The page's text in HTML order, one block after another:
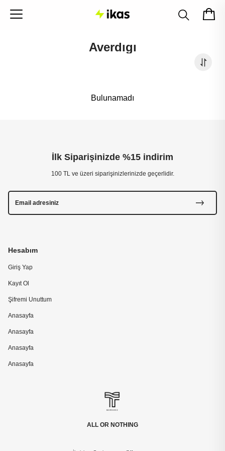
Averdıgı
Bulunamadı
ALL OR NOTHING
Hesabım
Giriş Yap
Kayıt Ol
Şifremi Unuttum
Anasayfa
Anasayfa
Anasayfa
Anasayfa
İlk Siparişinizde %15 indirim
100 TL ve üzeri siparişinizlerinizde geçerlidir.